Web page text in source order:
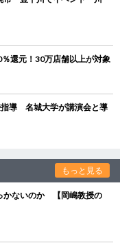
還元！30万店舗以上が対象
指導 名城大学が講演会と導
もっと見る
かないのか 【岡嶋教授の